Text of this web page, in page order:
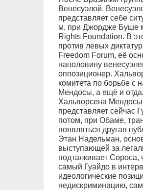
Венесуэлой.
представляет себе
м, при Джордже Буше
Rights Foundation. В
против левых
Freedom Forum, её
наполовину
оппозиционер.
комитета по борьбе с
Мендосы, а ещё и
Хальворсена
представляет сейчас
потом, при Обаме,
появляться другая
Этан Надельман,
выступающей за
подталкивает Сороса,
самый Гуайдо в
идеологические
недискриминацию,